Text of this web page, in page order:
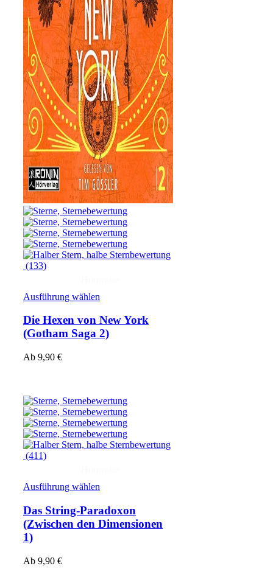
(133)
Ausführung wählen
Die Hexen von New York
(Gotham Saga 2)
Ab 9,90 €
(411)
Ausführung wählen
Das String-Paradoxon
(Zwischen den Dimensionen
1)
Ab 9,90 €